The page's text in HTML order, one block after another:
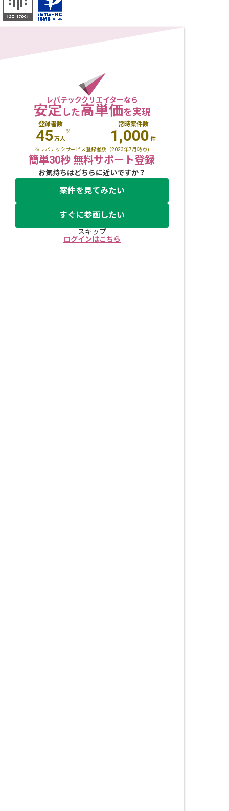
レバテッククリエイターなら
安定した高単価を実現
登録者数
45万人
※
常時案件数
1,000 件
※レバテックサービス登録者数（2023年7月時点)
簡単30秒 無料サポート登録
お気持ちはどちらに近いですか？
案件を見てみたい
すぐに参画したい
スキップ
ログインはこちら